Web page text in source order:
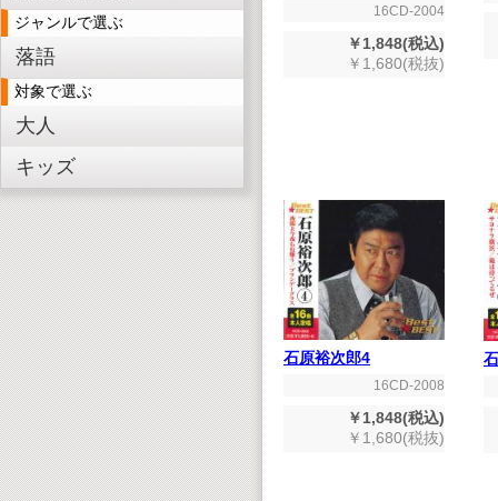
ジャンルで選ぶ
落語
対象で選ぶ
大人
キッズ
16CD-2004
￥1,848(税込)
￥1,680(税抜)
石原裕次郎4
16CD-2008
￥1,848(税込)
￥1,680(税抜)